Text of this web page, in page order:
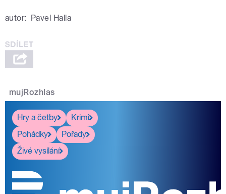
autor: Pavel Halla
mujRozhlas
Hry a četby
Krimi
Pohádky
Pořady
Živé vysílání